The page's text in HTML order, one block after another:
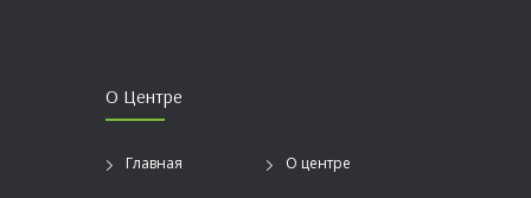
О Центре
Главная О центре